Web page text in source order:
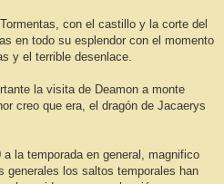
con el castillo y la corte del
en todo su esplendor con el momento
y el terrible desenlace.
la visita de Deamon a monte
creo que era, el dragón de Jacaerys
la temporada en general, magnifico
generales los saltos temporales han